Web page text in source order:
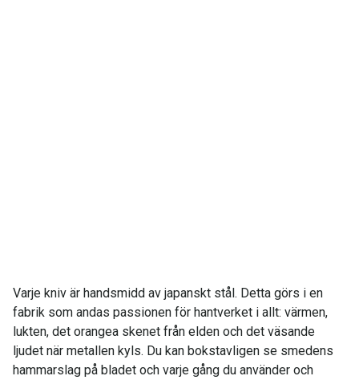
Varje kniv är handsmidd av japanskt stål. Detta görs i en
fabrik som andas passionen för hantverket i allt: värmen,
lukten, det orangea skenet från elden och det väsande
ljudet när metallen kyls. Du kan bokstavligen se smedens
hammarslag på bladet och varje gång du använder och